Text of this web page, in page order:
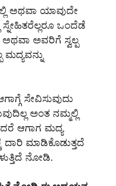
ಅಥವಾ ಯಾವುದೇ
ಒಂದೆಡೆ
ಅಥವಾ ಅವರಿಗೆ ಸ್ವಲ್ಪ
ಸೇವಿಸುವುದು
ಅಂತ ನಮ್ಮಲ್ಲಿ
ಆಗಾಗ ಮದ್ಯ
ದಾರಿ ಮಾಡಿಕೊಡುತ್ತದೆ
ನೋಡಿ.